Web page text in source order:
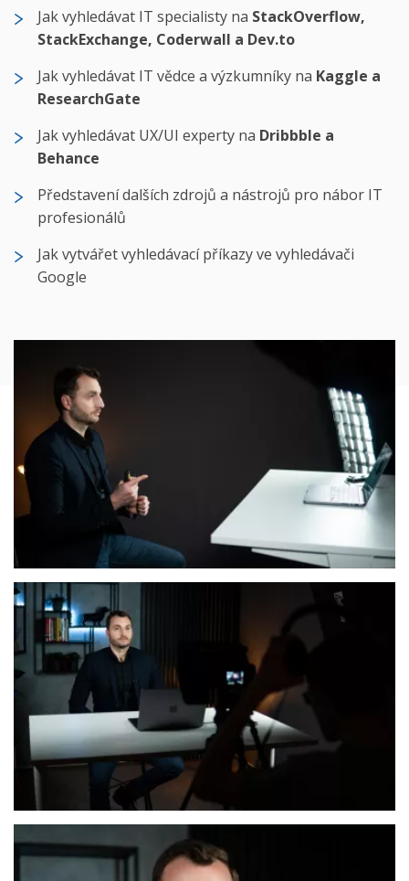
Jak vyhledávat IT specialisty na StackOverflow,
StackExchange, Coderwall a Dev.to
Jak vyhledávat IT vědce a výzkumníky na Kaggle a
ResearchGate
Jak vyhledávat UX/UI experty na Dribbble a
Behance
Představení dalších zdrojů a nástrojů pro nábor IT
profesionálů
Jak vytvářet vyhledávací příkazy ve vyhledávači
Google